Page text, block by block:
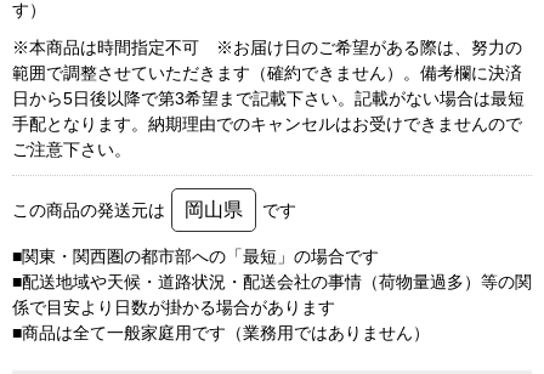
す）
※本商品は時間指定不可 ※お届け日のご希望がある際は、努力の
範囲で調整させていただきます（確約できません）。備考欄に決済
日から5日後以降で第3希望まで記載下さい。記載がない場合は最短
手配となります。納期理由でのキャンセルはお受けできませんので
ご注意下さい。
この商品の発送元は 岡山県 です
■関東・関西圏の都市部への「最短」の場合です
■配送地域や天候・道路状況・配送会社の事情（荷物量過多）等の関
係で目安より日数が掛かる場合があります
■商品は全て一般家庭用です（業務用ではありません）